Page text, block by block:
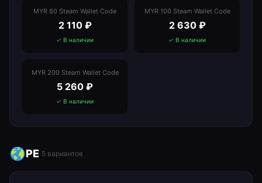
MYR 80 Steam Wallet Code
2 110₽
✓ В наличии
MYR 100 Steam Wallet Code
2 630₽
✓ В наличии
MYR 200 Steam Wallet Code
5 260 ₽
✓ В наличии
PE 5 вариантов